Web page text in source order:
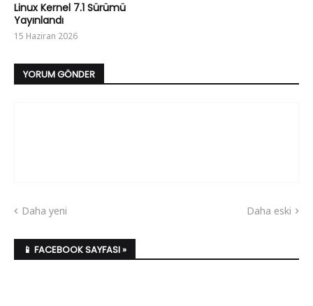
Linux Kernel 7.1 Sürümü
Yayınlandı
15 Haziran 2026
YORUM GÖNDER
Daha yeni Daha eski
📱 FACEBOOK SAYFASI »